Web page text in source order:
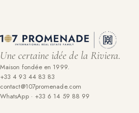
Une certaine idée de la Riviera.
Maison fondée en 1999.
+33 4 93 44 83 83
contact@107promenade.com
WhatsApp · +33 6 14 59 88 99